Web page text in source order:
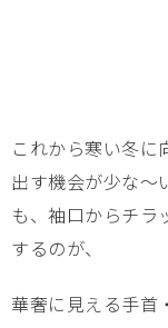
これから寒い冬に
出す機会が少な～
も、袖口からチラ
するのが、
華奢に見える手首